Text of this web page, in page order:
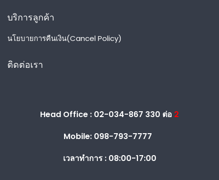
บริการลูกค้า
นโยบายการคืนเงิน(Cancel Policy)
ติดต่อเรา
Head Office : 02-034-867 330 ต่อ 2
Mobile: 098-793-7777
เวลาทำการ :08:00-17:00